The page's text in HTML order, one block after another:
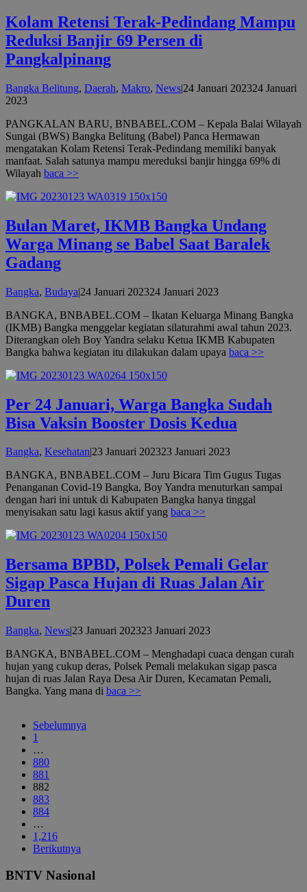
Kolam Retensi Terak-Pedindang Mampu
Reduksi Banjir 69 Persen di
Pangkalpinang
Bangka Belitung, Daerah, Makro, News|24 Januari 202324 Januari
2023oleh
PANGKALAN BARU, BNBABEL.COM – Kepala Balai Wilayah
Sungai (BWS) Bangka Belitung (Babel) Panca Hermawan
mengatakan Kolam Retensi Terak-Pedindang memiliki banyak
manfaat. Salah satunya mampu mereduksi banjir hingga 69% di
Wilayah baca >>
Bulan Maret, IKMB Bangka Undang
Warga Minang se Babel Saat Baralek
Gadang
Bangka, Budaya|24 Januari 202324 Januari 2023oleh
BANGKA, BNBABEL.COM – Ikatan Keluarga Minang Bangka
(IKMB) Bangka menggelar kegiatan silaturahmi awal tahun 2023.
Diterangkan oleh Boy Yandra selaku Ketua IKMB Kabupaten
Bangka bahwa kegiatan itu dilakukan dalam upaya baca >>
Per 24 Januari, Warga Bangka Sudah
Bisa Vaksin Booster Dosis Kedua
Bangka, Kesehatan23 Januari 202323 Januari 2023oleh
BANGKA, BNBABEL.COM – Juru Bicara Tim Gugus Tugas
Penanganan Covid-19 Bangka, Boy Yandra menuturkan sampai
dengan hari ini untuk di Kabupaten Bangka hanya tinggal
menyisakan satu lagi kasus aktif yang baca >>
Bersama BPBD, Polsek Pemali Gelar
Sigap Pasca Hujan di Ruas Jalan Air
Duren
Bangka, News|23 Januari 202323 Januari 2023oleh
BANGKA, BNBABEL.COM – Menghadapi cuaca dengan curah
hujan yang cukup deras, Polsek Pemali melakukan sigap pasca
hujan di ruas Jalan Raya Desa Air Duren, Kecamatan Pemali,
Bangka. Yang mana di baca >>
Sebelumnya
1
…
880
881
882
883
884
…
1,216
Berikutnya
BNTV Nasional